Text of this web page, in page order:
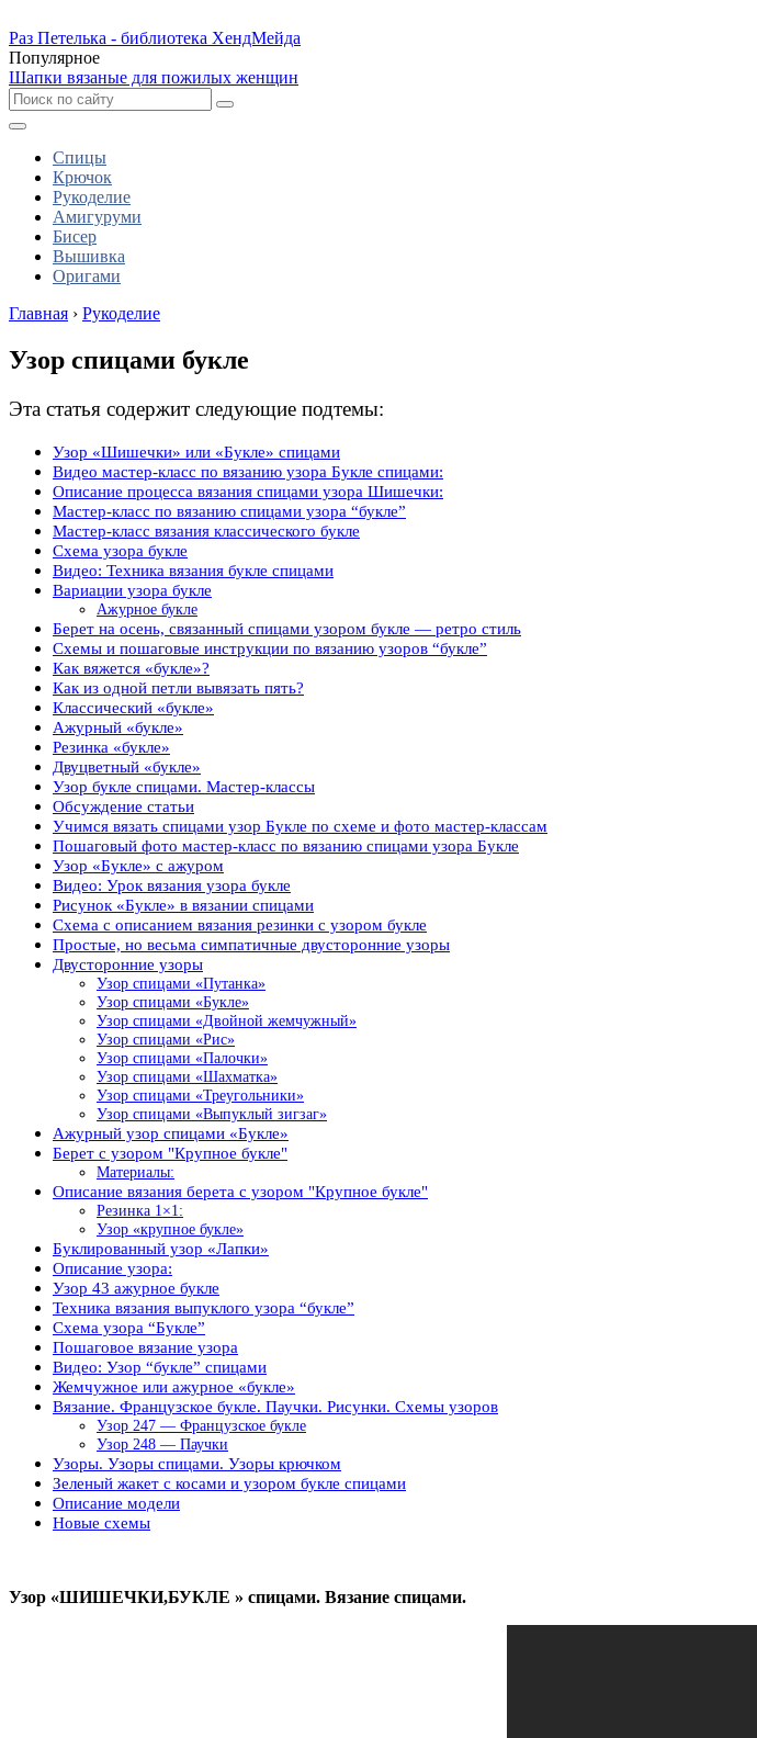
Раз Петелька - библиотека ХендМейда
Популярное
Шапки вязаные для пожилых женщин
Спицы
Крючок
Рукоделие
Амигуруми
Бисер
Вышивка
Оригами
Главная › Рукоделие
Узор спицами букле
Эта статья содержит следующие подтемы:
Узор «Шишечки» или «Букле» спицами
Видео мастер-класс по вязанию узора Букле спицами:
Описание процесса вязания спицами узора Шишечки:
Мастер-класс по вязанию спицами узора “букле”
Мастер-класс вязания классического букле
Схема узора букле
Видео: Техника вязания букле спицами
Вариации узора букле
Ажурное букле
Берет на осень, связанный спицами узором букле — ретро стиль
Схемы и пошаговые инструкции по вязанию узоров “букле”
Как вяжется «букле»?
Как из одной петли вывязать пять?
Классический «букле»
Ажурный «букле»
Резинка «букле»
Двуцветный «букле»
Узор букле спицами. Мастер-классы
Обсуждение статьи
Учимся вязать спицами узор Букле по схеме и фото мастер-классам
Пошаговый фото мастер-класс по вязанию спицами узора Букле
Узор «Букле» с ажуром
Видео: Урок вязания узора букле
Рисунок «Букле» в вязании спицами
Схема с описанием вязания резинки с узором букле
Простые, но весьма симпатичные двусторонние узоры
Двусторонние узоры
Узор спицами «Путанка»
Узор спицами «Букле»
Узор спицами «Двойной жемчужный»
Узор спицами «Рис»
Узор спицами «Палочки»
Узор спицами «Шахматка»
Узор спицами «Треугольники»
Узор спицами «Выпуклый зигзаг»
Ажурный узор спицами «Букле»
Берет с узором "Крупное букле"
Материалы:
Описание вязания берета с узором "Крупное букле"
Резинка 1×1:
Узор «крупное букле»
Буклированный узор «Лапки»
Описание узора:
Узор 43 ажурное букле
Техника вязания выпуклого узора “букле”
Схема узора “Букле”
Пошаговое вязание узора
Видео: Узор “букле” спицами
Жемчужное или ажурное «букле»
Вязание. Французское букле. Паучки. Рисунки. Схемы узоров
Узор 247 — Французское букле
Узор 248 — Паучки
Узоры. Узоры спицами. Узоры крючком
Зеленый жакет с косами и узором букле спицами
Описание модели
Новые схемы
Узор «ШИШЕЧКИ,БУКЛЕ » спицами. Вязание спицами.